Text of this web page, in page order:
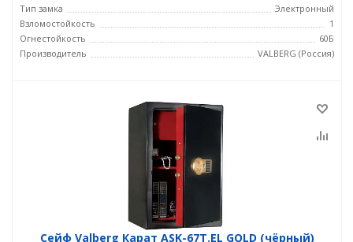
Тип замка
Электронный
Взломостойкость
1
Огнестойкость
60Б
Производитель
VALBERG (Россия)
Сейф Valberg Карат ASK-67Т.EL GOLD (чёрный)